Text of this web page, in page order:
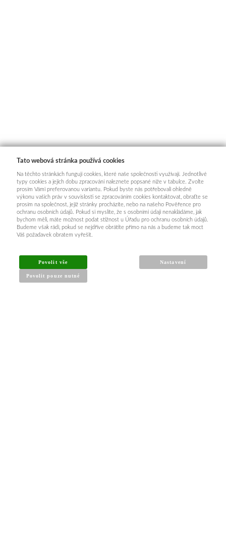
Tato webová stránka používá cookies
Na těchto stránkách fungují cookies, které naše společnosti využívají. Jednotlivé
typy cookies a jejich dobu zpracování naleznete popsané níže v tabulce. Zvolte
prosím Vámi preferovanou variantu. Pokud byste nás potřebovali ohledně
výkonu vašich práv v souvislosti se zpracováním cookies kontaktovat, obraťte se
prosím na společnost, jejíž stránky procházíte, nebo na našeho Pověřence pro
ochranu osobních údajů. Pokud si myslíte, že s osobními údaji nenakládáme, jak
bychom měli, máte možnost podat stížnost u Úřadu pro ochranu osobních údajů.
Budeme však rádi, pokud se nejdříve obrátíte přímo na nás a budeme tak moct
Váš požadavek obratem vyřešit.
Povolit vše
Povolit pouze nutné
Nastavení